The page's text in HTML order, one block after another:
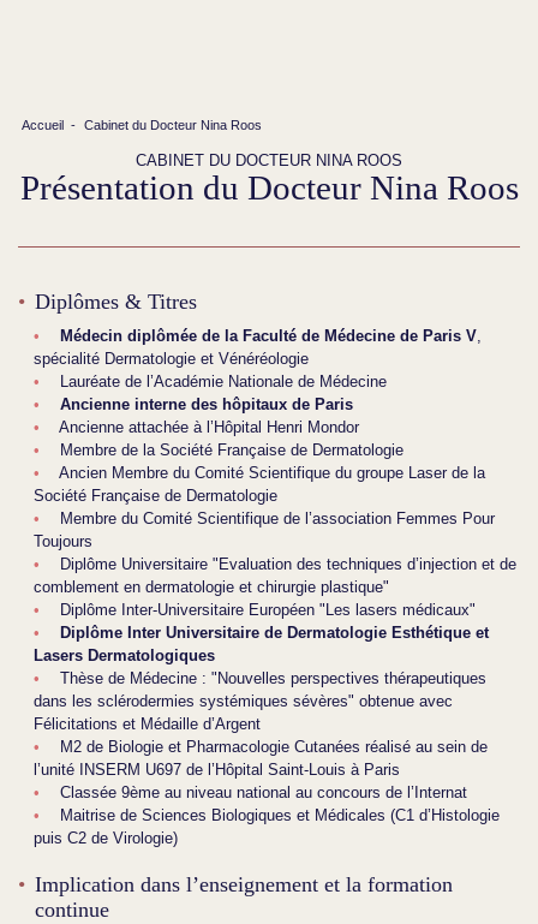
Accueil - Cabinet du Docteur Nina Roos
CABINET DU DOCTEUR NINA ROOS
Présentation du Docteur Nina Roos
Diplômes & Titres
Médecin diplômée de la Faculté de Médecine de Paris V,
spécialité Dermatologie et Vénéréologie
Lauréate de l’Académie Nationale de Médecine
Ancienne interne des hôpitaux de Paris
Ancienne attachée à l’Hôpital Henri Mondor
Membre de la Société Française de Dermatologie
Ancien Membre du Comité Scientifique du groupe Laser de la
Société Française de Dermatologie
Membre du Comité Scientifique de l’association Femmes Pour
Toujours
Diplôme Universitaire "Evaluation des techniques d’injection et de
comblement en dermatologie et chirurgie plastique"
Diplôme Inter-Universitaire Européen "Les lasers médicaux"
Diplôme Inter Universitaire de Dermatologie Esthétique et
Lasers Dermatologiques
Thèse de Médecine : "Nouvelles perspectives thérapeutiques
dans les sclérodermies systémiques sévères" obtenue avec
Félicitations et Médaille d’Argent
M2 de Biologie et Pharmacologie Cutanées réalisé au sein de
l’unité INSERM U697 de l’Hôpital Saint-Louis à Paris
Classée 9ème au niveau national au concours de l’Internat
Maitrise de Sciences Biologiques et Médicales (C1 d’Histologie
puis C2 de Virologie)
Implication dans l’enseignement et la formation
continue